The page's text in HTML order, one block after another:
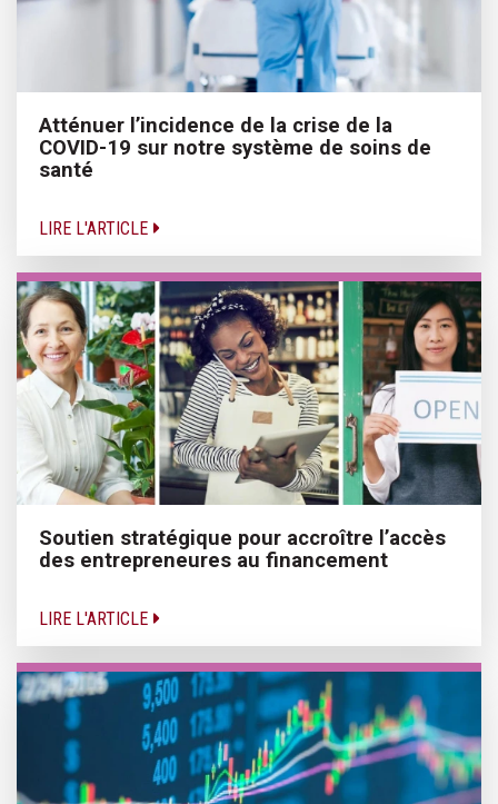
Atténuer l’incidence de la crise de la
COVID-19 sur notre système de soins de
santé
LIRE L'ARTICLE
Soutien stratégique pour accroître l’accès
des entrepreneures au financement
LIRE L'ARTICLE